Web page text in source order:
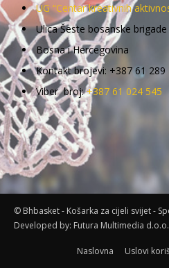
UG “Centar kreativnih
Ulica Šeste bosanske
Bosna i Hercegovina
Kontakt brojevi: +387 61 289
Viber broj:+387 61 024 545
© Bhbasket - Košarka za cijeli svijet -
Developed by: Futura Multimedia
Naslovna Uslovi